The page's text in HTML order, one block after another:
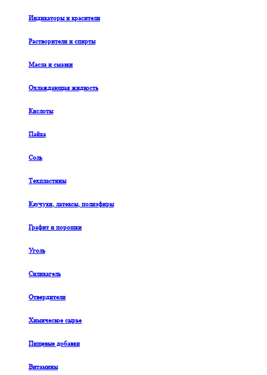
Индикаторы и красители
Растворители и спирты
Масла и смазки
Охлаждающая жидкость
Кислоты
Пайка
Соль
Техпластины
Каучуки, латексы, полиэфиры
Графит и порошки
Уголь
Силикагель
Отвердители
Химическое сырье
Пищевые добавки
Витамины